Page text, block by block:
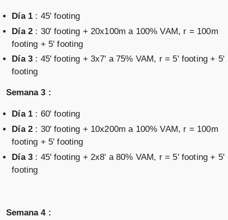
Día 1 : 45' footing
Día 2 : 30' footing + 20x100m a 100% VAM, r = 100m
footing + 5' footing
Día 3 : 45' footing + 3x7' a 75% VAM, r = 5' footing + 5'
footing
Semana 3 :
Día 1 : 60' footing
Día 2 : 30' footing + 10x200m a 100% VAM, r = 100m
footing + 5' footing
Día 3 : 45' footing + 2x8' a 80% VAM, r = 5' footing + 5'
footing
Semana 4 :